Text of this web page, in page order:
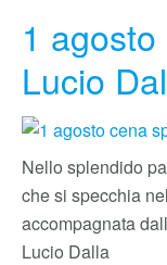
1
Lucio
Nello splendido
che si specchia
accompagnata
Lucio Dalla